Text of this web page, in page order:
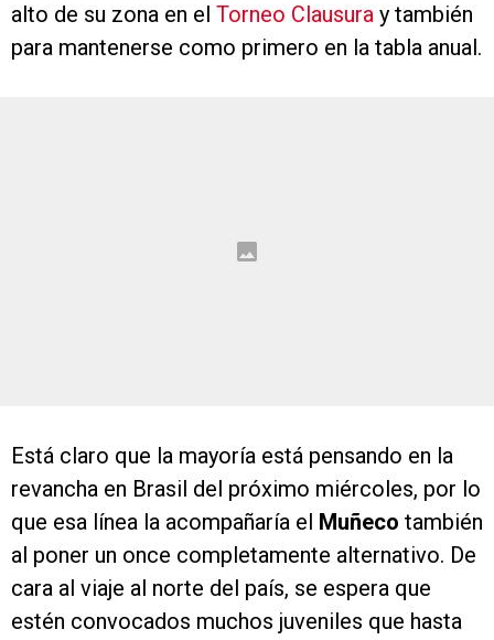
alto de su zona en el Torneo Clausura y también
para mantenerse como primero en la tabla anual.
Está claro que la mayoría está pensando en la
revancha en Brasil del próximo miércoles, por lo
que esa línea la acompañaría el Muñeco también
al poner un once completamente alternativo. De
cara al viaje al norte del país, se espera que
estén convocados muchos juveniles que hasta